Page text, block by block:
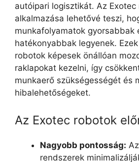
autóipari logisztikát. Az
alkalmazása lehetővé teszi,
munkafolyamatok gyorsabbak
hatékonyabbak legyenek.
robotok képesek önállóan
raklapokat kezelni, így
munkaerő szükségességét és
hibalehetőségeket.
Az Exotec robotok
Nagyobb pontosság:
rendszerek